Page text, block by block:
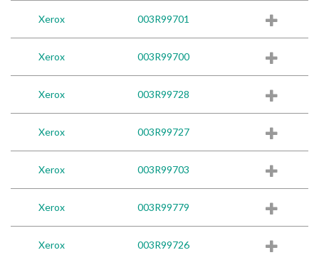
Xerox 003R99701
Xerox 003R99700
Xerox 003R99728
Xerox 003R99727
Xerox 003R99703
Xerox 003R99779
Xerox 003R99726